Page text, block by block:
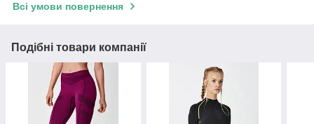
Всі умови повернення
Подібні товари компанії